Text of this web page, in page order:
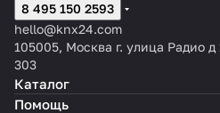
8 495 150 2593
hello@knx24.com
105005, Москва г. улица Радио
303
Каталог
Помощь